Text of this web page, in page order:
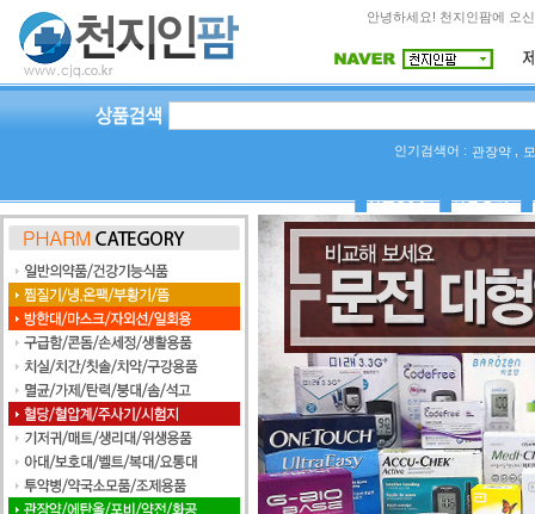
안녕하세요! 천지인팜에 오
인기검색어 : 관장약
상품Q&A 사용후기